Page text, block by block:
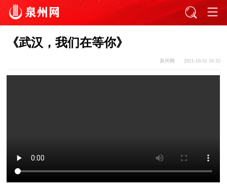
《武汉，我们在等你》
泉州网 2021-10-31 16:32